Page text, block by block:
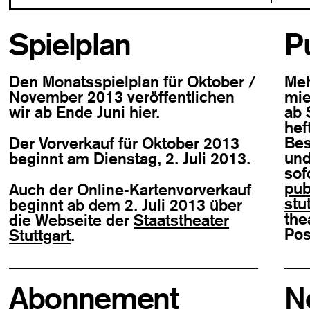
Spielplan
Den Monats­spiel­plan für Okto­ber /
Novem­ber 2013 ver­öf­fent­li­chen
wir ab Ende Juni hier.
Der Vor­ver­kauf für Okto­ber 2013
beginnt am Diens­tag, 2. Juli 2013.
Auch der Online-Kar­ten­vor­ver­kauf
beginnt ab dem 2. Juli 2013 über
die Web­seite derStaatstheater
Stuttgart.
ab
Abonnement